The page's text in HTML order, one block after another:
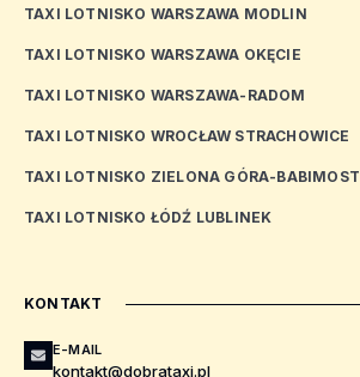
TAXI LOTNISKO WARSZAWA MODLIN
TAXI LOTNISKO WARSZAWA OKĘCIE
TAXI LOTNISKO WARSZAWA-RADOM
TAXI LOTNISKO WROCŁAW STRACHOWICE
TAXI LOTNISKO ZIELONA GÓRA-BABIMOST
TAXI LOTNISKO ŁÓDŹ LUBLINEK
KONTAKT
E-MAIL
kontakt@dobrataxi.pl